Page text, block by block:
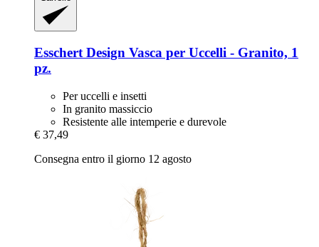
Esschert Design Vasca per Uccelli -​ Granito, 1
pz.
Per uccelli e insetti
In granito massiccio
Resistente alle intemperie e durevole
€ 37,49
Consegna entro il giorno 12 agosto